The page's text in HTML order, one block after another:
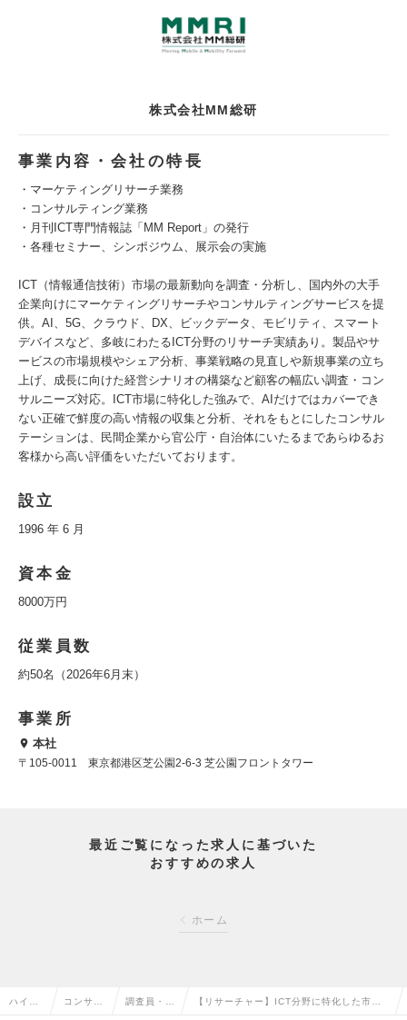
株式会社MM総研
事業内容・会社の特長
・マーケティングリサーチ業務
・コンサルティング業務
・月刊ICT専門情報誌「MM Report」の発行
・各種セミナー、シンポジウム、展示会の実施
ICT（情報通信技術）市場の最新動向を調査・分析し、国内外の大手
企業向けにマーケティングリサーチやコンサルティングサービスを提
供。AI、5G、クラウド、DX、ビックデータ、モビリティ、スマート
デバイスなど、多岐にわたるICT分野のリサーチ実績あり。製品やサ
ービスの市場規模やシェア分析、事業戦略の見直しや新規事業の立ち
上げ、成長に向けた経営シナリオの構築など顧客の幅広い調査・コン
サルニーズ対応。ICT市場に特化した強みで、AIだけではカバーでき
ない正確で鮮度の高い情報の収集と分析、それをもとにしたコンサル
テーションは、民間企業から官公庁・自治体にいたるまであらゆるお
客様から高い評価をいただいております。
設立
1996 年 6 月
資本金
8000万円
従業員数
約50名（2026年6月末）
事業所
本社
〒105‐0011 東京都港区芝公園2-6-3 芝公園フロントタワー
最近ご覧になった求人に基づいた
おすすめの求人
ホーム
ハイク コンサル 調査員・リ 【リサーチャー】ICT分野に特化した市場